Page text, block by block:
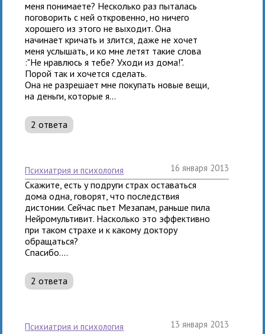
меня понимаете? Несколько раз пыталась
поговорить с ней откровенно, но ничего
хорошего из этого не выходит. Она
начинает кричать и злится, даже не хочет
меня услышать, и ко мне летят такие слова
:"Не нравлюсь я тебе? Уходи из дома!".
Порой так и хочется сделать.
Она не разрешает мне покупать новые вещи,
на деньги, которые я...
2 ответа
психиатрия и психология 16 января 2013
Скажите, есть у подруги страх оставаться
дома одна, говорят, что последствия
дистонии. Сейчас пьет Мезапам, раньше пила
Нейромультивит. Насколько это эффективно
при таком страхе и к какому доктору
обращаться?
Спасибо....
2 ответа
психиатрия и психология 13 января 2013